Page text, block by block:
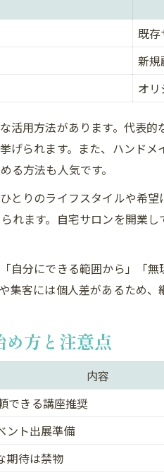
耳つぼジュエリ
資格取得後も無理な
資格取得後の耳
無理なく続ける
耳つぼジュエリ
耳つぼジュエリ
日常生活に取り入
子育てや仕事の合間に
子育て中でも続
耳つぼジュエリー
家庭と両立する
耳つぼジュエリー
ハンドメイドと耳
オリジナル耳つ
耳つぼジュエリー
ハンドメイド経
耳つぼジュエリー
ClearCanvas講座で学
既存
新規
オ
活用方法があります。代表
げられます。また、ハンド
る方法も人気です。
とりのライフスタイルや希
れます。自宅サロンを開業
自分にできる範囲から」「
集客には個人差があるため
方と注意点
内容
できる講座推奨
ント出展準備
期待は禁物